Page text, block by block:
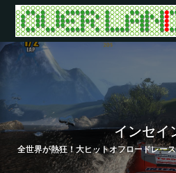
インセイ
全世界が熱狂！大ヒットオフロードレー